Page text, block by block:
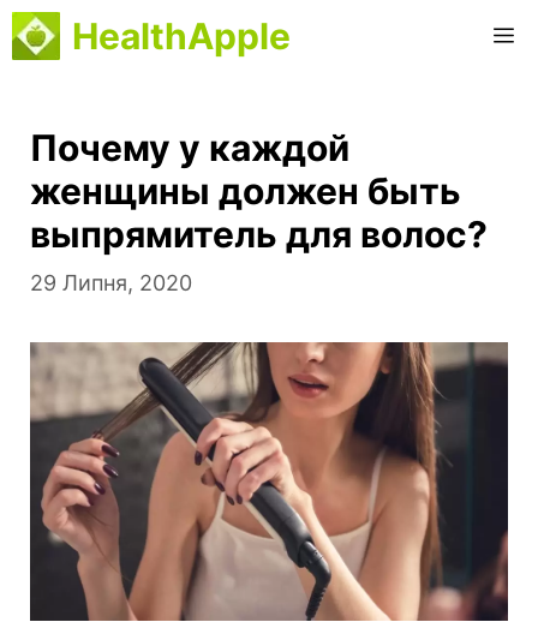
Перейти
до
HealthApple
Почему у каждой
женщины должен быть
выпрямитель для волос?
29 Липня, 2020